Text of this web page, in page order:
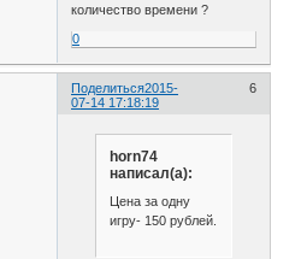
количество времени ?
0
Поделиться 6
2015-
07-14 17:18:19
horn74
написал(а):
Цена за одну
игру- 150 рублей.